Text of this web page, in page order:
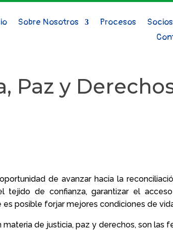
Sobre Nosotros Procesos
Paz y
de avanzar hacia la
de confianza, garantizar el
posible forjar mejores condiciones de
de justicia, paz y derechos, son las